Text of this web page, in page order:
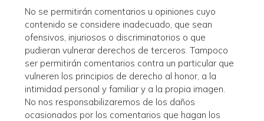
No se permitirán comentarios u opiniones cuyo
contenido se considere inadecuado, que sean
ofensivos, injuriosos o discriminatorios o que
pudieran vulnerar derechos de terceros. Tampoco
ser permitirán comentarios contra un particular que
vulneren los principios de derecho al honor, a la
intimidad personal y familiar y a la propia imagen.
No nos responsabilizaremos de los daños
ocasionados por los comentarios que hagan los